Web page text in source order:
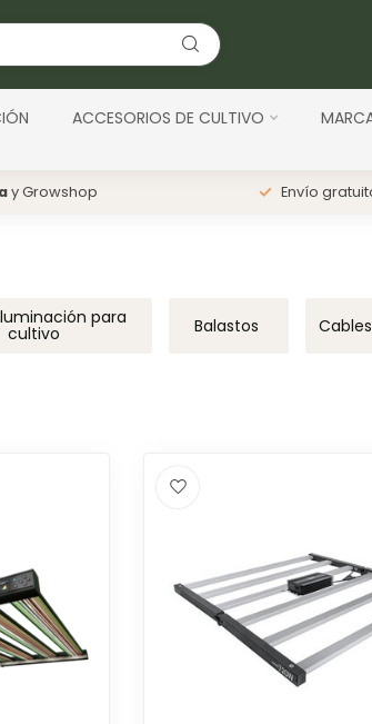
ACCESORIOS DE CULTIVO
y Growshop Envío
para
cultivo Balastos